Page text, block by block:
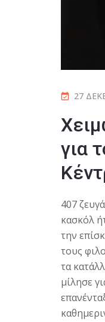
27
για
407
κασκόλ
την
τους
τα
μίλησε